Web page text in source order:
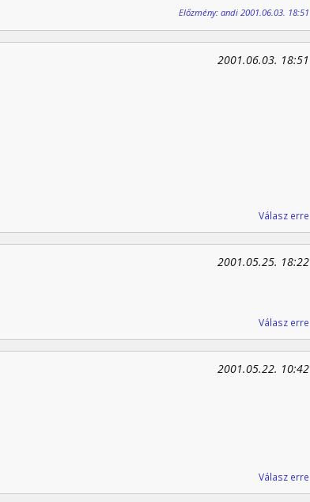
Előzmény: andi 2001.06.03. 18:51
2001.06.03. 18:51
Válasz erre
2001.05.25. 18:22
Válasz erre
2001.05.22. 10:42
Válasz erre